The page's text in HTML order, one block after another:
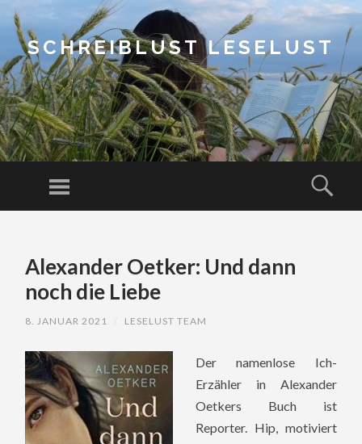
SCHREIBLUST LESELUST
Menu
CONTENT
Alexander Oetker: Und dann
noch die Liebe
8. JANUAR 2021 LESELUST TEAM
Der namenlose Ich-
Erzähler in Alexander
Oetkers Buch ist
Reporter. Hip, motiviert